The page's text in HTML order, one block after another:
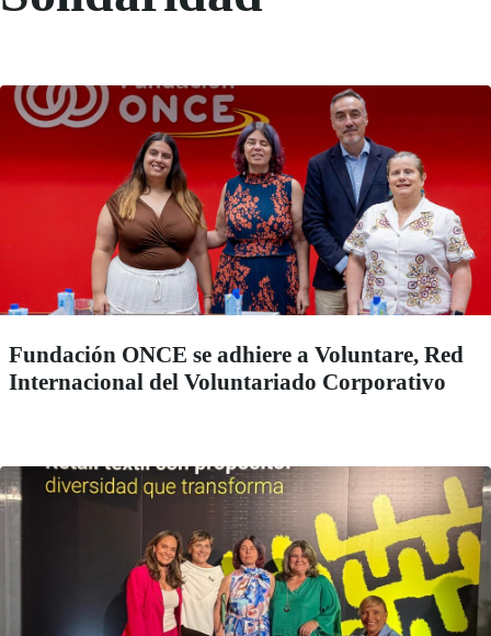
Fundación ONCE se adhiere a Voluntare, Red
Internacional del Voluntariado Corporativo